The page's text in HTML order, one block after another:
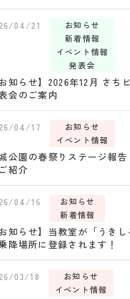
04/21
お知らせ
新着情報
イベント情報
発表会
お知らせ】2026年12月 さち
会のご案内
04/17
お知らせ
イベント情報
公園の春祭りステージ報告
紹介
04/16
お知らせ
新着情報
お知らせ】当教室が「うき
降場所に登録されます！
03/18
お知らせ
イベント情報